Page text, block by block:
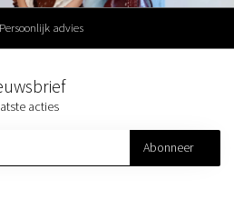
Persoonlijk advies
acties
Abonneer